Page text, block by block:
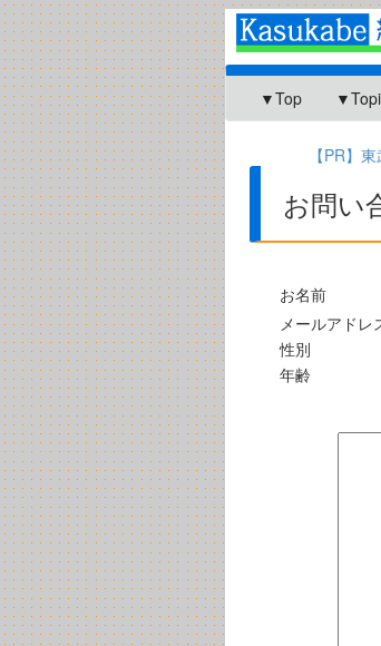
▼Top
【PR】東武グ
お問い
お名前
メールアドレ
性別
年齢